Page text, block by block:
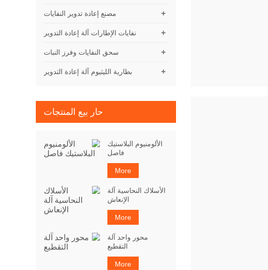
+ مصنع إعادة تدوير النفايات
+ نفايات الإطارات آلة إعادة التدوير
+ سحق النفايات وفرز النبات
+ بطارية الليثيوم آلة إعادة التدوير
حار بيع المنتجات
الألومنيوم البلاستيك
فاصل
More
الأسلاك النحاسية آلة
الإنعاش
More
محور واحد آلة
التقطيع
More